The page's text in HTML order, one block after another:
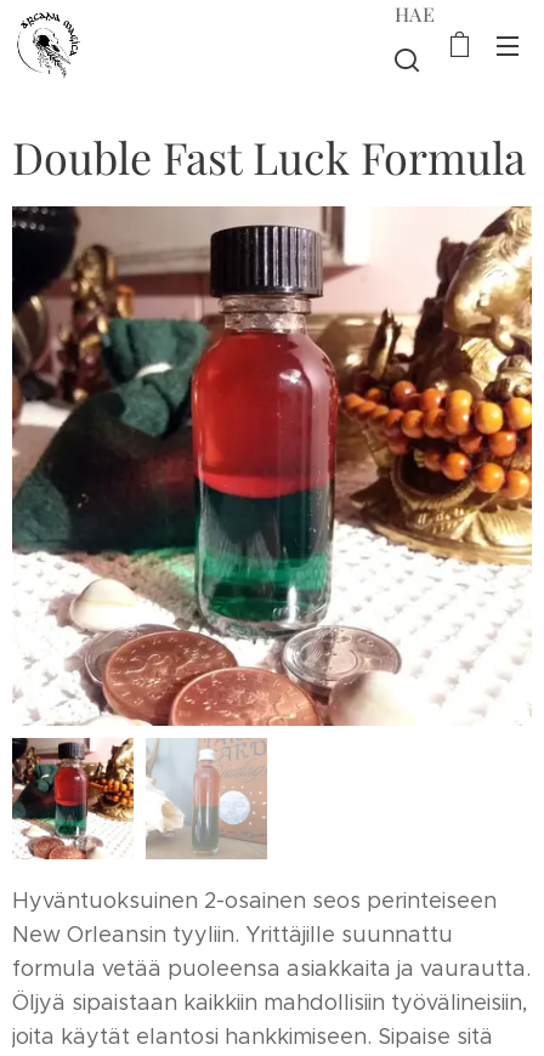
HAE
Double Fast Luck Formula
Hyväntuoksuinen 2-osainen seos perinteiseen
New Orleansin tyyliin. Yrittäjille suunnattu
formula vetää puoleensa asiakkaita ja vaurautta.
Öljyä sipaistaan kaikkiin mahdollisiin työvälineisiin,
joita käytät elantosi hankkimiseen. Sipaise sitä